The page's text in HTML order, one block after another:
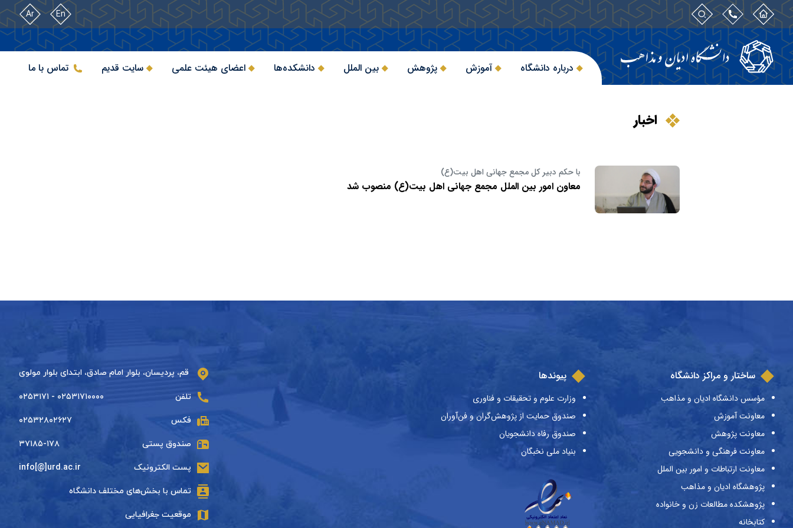
En
Ar
درباره دانشگاه آموزش پژوهش بین الملل دانشکده‌ها اعضای هیئت علمی سایت قدیم تماس با ما
اخبار
با حکم دبیر کل مجمع جهانی اهل بیت(ع)
معاون امور بین الملل مجمع جهانی اهل بیت(ع) منصوب شد
ساختار و مراکز دانشگاه
مؤسس دانشگاه ادیان و مذاهب
معاونت آموزش
معاونت پژوهش
معاونت فرهنگی و دانشجویی
معاونت ارتباطات و امور بین الملل
پژوهشگاه ادیان و مذاهب
پژوهشکده مطالعات زن و خانواده
کتابخانه
پیوندها
وزارت علوم و تحقیقات و فناوری
صندوق حمایت از پژوهش‌گران و فن‌آوران
صندوق رفاه دانشجویان
بنیاد ملی نخبگان
قم، پردیسان، بلوار امام صادق، ابتدای بلوار مولوی
تلفن ۰۲۵۳۱۷۱۰۰۰۰ - ۰۲۵۳۱۷۱
فکس ۰۲۵۳۲۸۰۲۶۲۷
صندوق پستی ۳۷۱۸۵-۱۷۸
پست الکترونیک info[@]urd.ac.ir
تماس با بخش‌های مختلف دانشگاه
موقعیت جغرافیایی